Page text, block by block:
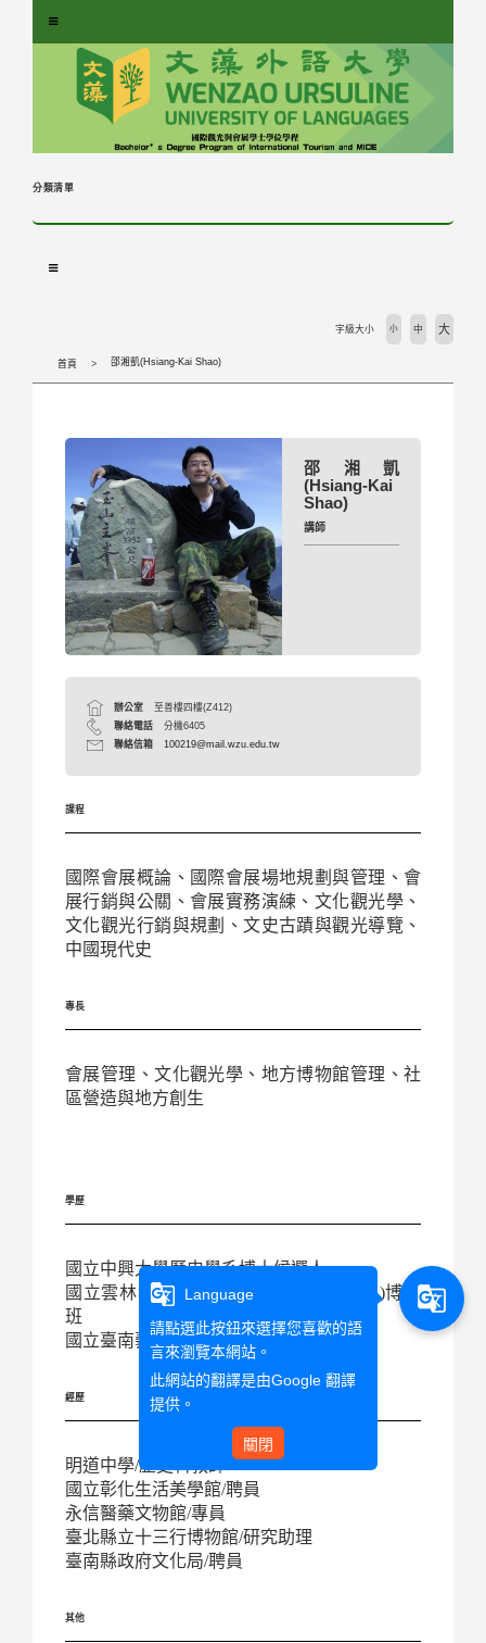
分類清單
首頁 邵湘凱(Hsiang-Kai Shao)
字級大小 小 中 大
邵湘凱
(Hsiang-Kai
Shao)
講師
辦公室
至善樓四樓(Z412)
聯絡電話
分機6405
聯絡信箱
100219@mail.wzu.edu.tw
課程
國際會展概論、國際會展場地規劃與管理、會
展行銷與公關、會展實務演練、文化觀光學、
文化觀光行銷與規劃、文史古蹟與觀光導覽、
中國現代史
專長
會展管理、文化觀光學、地方博物館管理、社
區營造與地方創生
學歷
國立中興大學歷史學系博士候選人
國立雲林科技大學企業管理學系(行銷組)博士
班
國立臺南藝術學院博物館學研究所碩士
經歷
明道中學/歷史科教師
國立彰化生活美學館/聘員
永信醫藥文物館/專員
臺北縣立十三行博物館/研究助理
臺南縣政府文化局/聘員
其他
g_translate
Language
請點選此按鈕來選擇您喜歡的語
言來瀏覽本網站。
此網站的翻譯是由Google 翻譯
提供。
關閉
g_translate